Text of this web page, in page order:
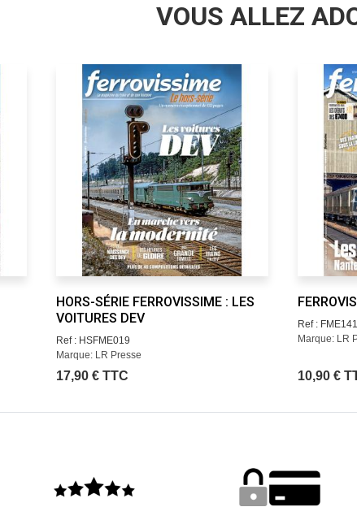
VOUS ALLEZ
HORS-SÉRIE FERROVISSIME : LES
VOITURES DEV
Ref : HSFME019
Marque: LR Presse
17,90 € TTC
Ref : FME141
Marque: LR
10,90 €